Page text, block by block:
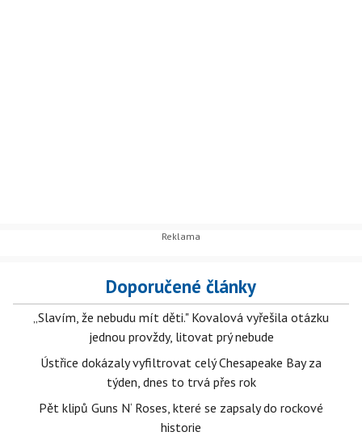
Doporučené články
„Slavím, že nebudu mít děti." Kovalová vyřešila otázku
jednou provždy, litovat prý nebude
Ústřice dokázaly vyfiltrovat celý Chesapeake Bay za
týden, dnes to trvá přes rok
Pět klipů Guns N‘ Roses, které se zapsaly do rockové
historie